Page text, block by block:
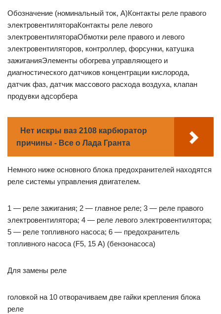
Обозначение (номи­нальный ток, А)Контакты реле правого
электровентилятораКонтакты реле левого
электровентилятораОбмотки реле правого и левого
электровентиляторов, контроллер, форсунки, катушка
зажиганияЭлементы обогрева управляющего и
диагностического датчиков концентрации кислорода,
датчик фаз, датчик массового расхода воздуха, клапан
продувки адсорбера
Нет искры ваз 2108 карбюратор
причины - Все о Лада Гранта
Немного ниже основного блока предохранителей находятся
реле системы управления двигателем.
1 — реле зажигания; 2 — главное реле; 3 — реле правого
электровентилято­ра; 4 — реле левого электровентилятора;
5 — реле топливного насоса; 6 — предохра­нитель
топливного насоса (F5, 15 А) (бензонасоса)
Для замены реле
головкой на 10 отворачиваем две гайки крепления блока
реле